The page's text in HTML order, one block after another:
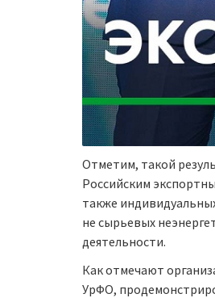
Отметим, такой
Российским
также
не сырьевых
деятельности.
Как отмечают
УрФО,